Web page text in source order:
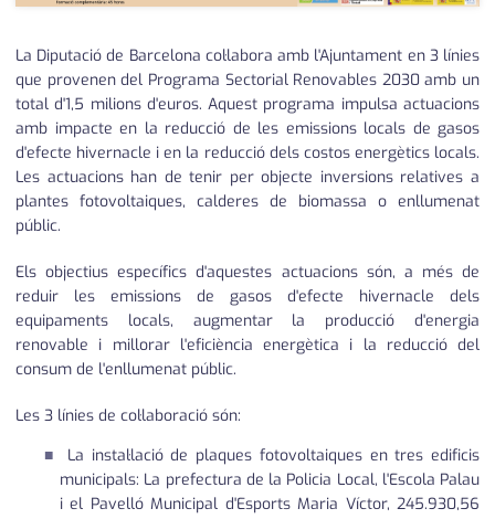
La Diputació de Barcelona col·labora amb l'Ajuntament en 3 línies
que provenen del Programa Sectorial Renovables 2030 amb un
total d'1,5 milions d'euros. Aquest programa impulsa actuacions
amb impacte en la reducció de les emissions locals de gasos
d'efecte hivernacle i en la reducció dels costos energètics locals.
Les actuacions han de tenir per objecte inversions relatives a
plantes fotovoltaiques, calderes de biomassa o enllumenat
públic.
Els objectius específics d'aquestes actuacions són, a més de
reduir les emissions de gasos d'efecte hivernacle dels
equipaments locals, augmentar la producció d'energia
renovable i millorar l'eficiència energètica i la reducció del
consum de l'enllumenat públic.
Les 3 línies de col·laboració són:
La instal·lació de plaques fotovoltaiques en tres edificis
municipals: La prefectura de la Policia Local, l'Escola Palau
i el Pavelló Municipal d'Esports Maria Víctor, 245.930,56